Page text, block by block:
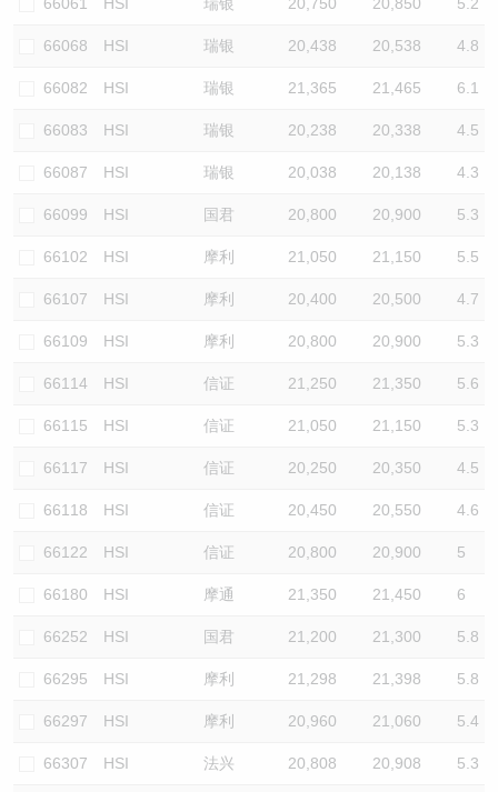
66068 HSI 瑞银 20,438 20,538 4.8
66082 HSI 瑞银 21,365 21,465 6.1
66083 HSI 瑞银 20,238 20,338 4.5
66087 HSI 瑞银 20,038 20,138 4.3
66099 HSI 国君 20,800 20,900 5.3
66102 HSI 摩利 21,050 21,150 5.5
66107 HSI 摩利 20,400 20,500 4.7
66109 HSI 摩利 20,800 20,900 5.3
66114 HSI 信证 21,250 21,350 5.6
66115 HSI 信证 21,050 21,150 5.3
66117 HSI 信证 20,250 20,350 4.5
66118 HSI 信证 20,450 20,550 4.6
66122 HSI 信证 20,800 20,900 5
66180 HSI 摩通 21,350 21,450 6
66252 HSI 国君 21,200 21,300 5.8
66295 HSI 摩利 21,298 21,398 5.8
66297 HSI 摩利 20,960 21,060 5.4
66307 HSI 法兴 20,808 20,908 5.3